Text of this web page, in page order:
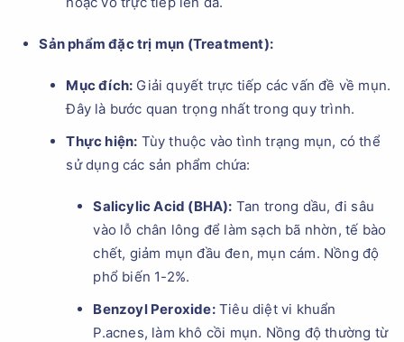
Sản phẩm đặc trị mụn (Treatment):
Mục đích: Giải quyết trực tiếp các vấn đề về mụn.
Đây là bước quan trọng nhất trong quy trình.
Thực hiện: Tùy thuộc vào tình trạng mụn, có thể
sử dụng các sản phẩm chứa:
Salicylic Acid (BHA): Tan trong dầu, đi sâu
vào lỗ chân lông để làm sạch bã nhờn, tế bào
chết, giảm mụn đầu đen, mụn cám. Nồng độ
phổ biến 1-2%.
Benzoyl Peroxide:Tiêu diệt vi khuẩn
P.acnes, làm khô cồi mụn. Nồng độ thường từ